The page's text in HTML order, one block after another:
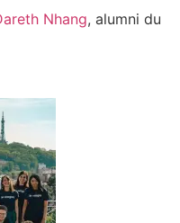
Nhang, alumni du